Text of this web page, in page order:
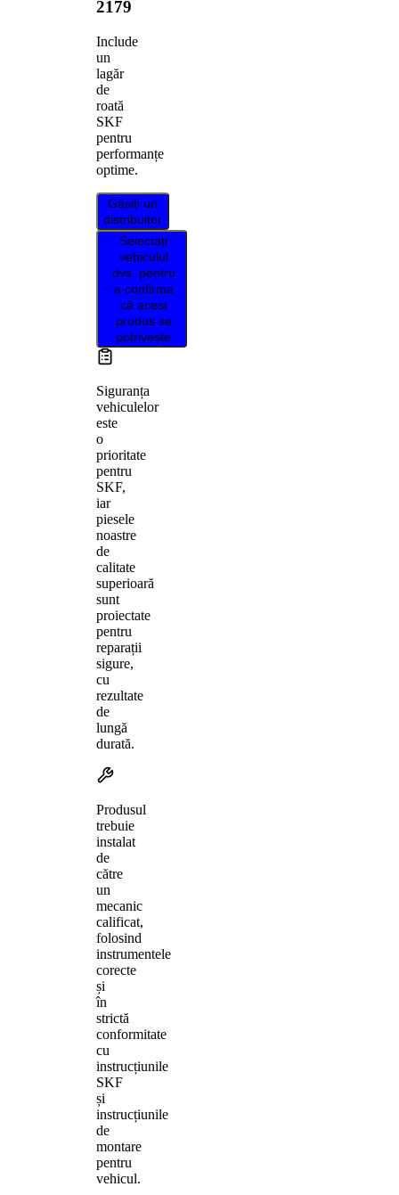
2179
Include
un
lagăr
de
roată
SKF
pentru
performanțe
optime.
Găsiți un
distribuitor
Selectați
vehiculul
dvs. pentru
a confirma
că acest
produs se
potrivește
Siguranța
vehiculelor
este
o
prioritate
pentru
SKF,
iar
piesele
noastre
de
calitate
superioară
sunt
proiectate
pentru
reparații
sigure,
cu
rezultate
de
lungă
durată.
Produsul
trebuie
instalat
de
către
un
mecanic
calificat,
folosind
instrumentele
corecte
și
în
strictă
conformitate
cu
instrucțiunile
SKF
și
instrucțiunile
de
montare
pentru
vehicul.